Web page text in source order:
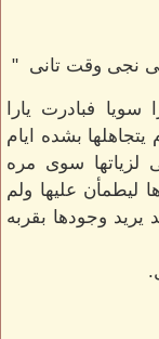
نجى وقت تانى "
فبادرت يارا
بشده ايام
لزياتها سوى مره
ليطمأن عليها ولم
يريد وجودها بقربه